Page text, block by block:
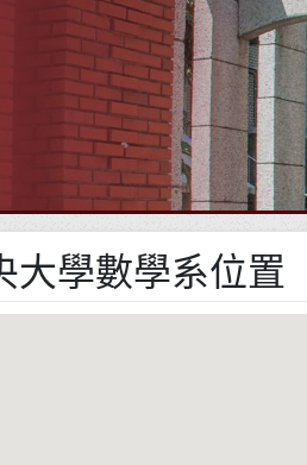
大學數學系位置